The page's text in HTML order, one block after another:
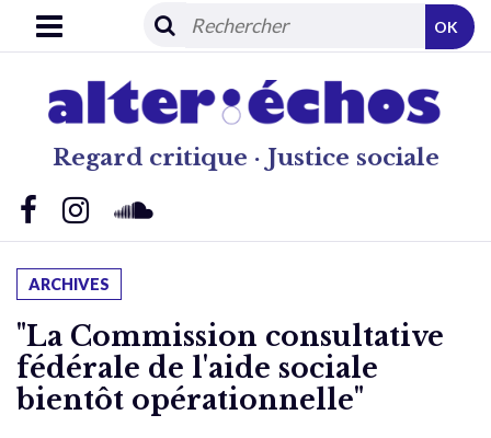
Regard critique · Justice sociale
OK
ARCHIVES
"La Commission consultative
fédérale de l'aide sociale
bientôt opérationnelle"